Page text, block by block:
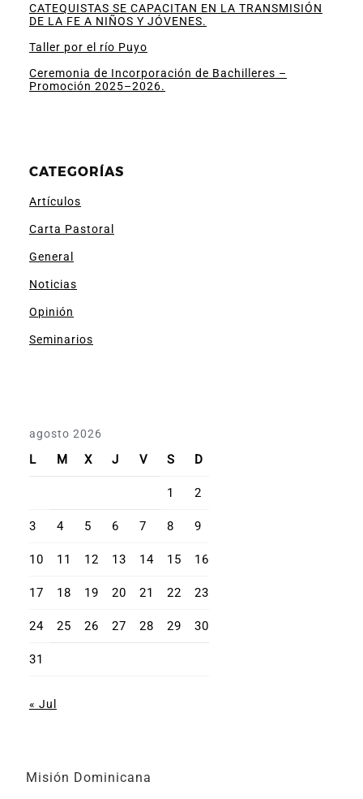
CATEQUISTAS SE CAPACITAN EN LA TRANSMISIÓN
DE LA FE A NIÑOS Y JÓVENES.
Taller por el río Puyo
Ceremonia de Incorporación de Bachilleres –
Promoción 2025–2026.
CATEGORÍAS
Artículos
Carta Pastoral
General
Noticias
Opinión
Seminarios
agosto 2026
L M X J V S D
1 2
3 4 5 6 7 8 9
10 11 12 13 14 15 16
17 18 19 20 21 22 23
24 25 26 27 28 29 30
31
« Jul
Misión Dominicana